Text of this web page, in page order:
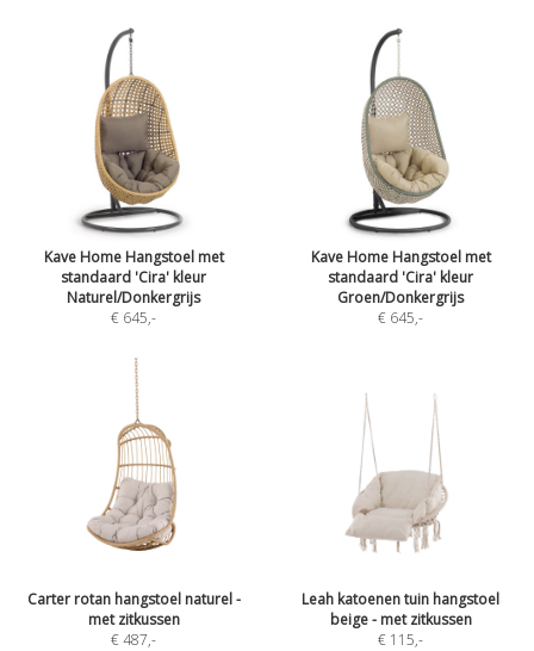
Kave Home Hangstoel met
standaard 'Cira' kleur
Naturel/Donkergrijs
€ 645,-
Kave Home Hangstoel met
standaard 'Cira' kleur
Groen/Donkergrijs
€ 645,-
Carter rotan hangstoel naturel -
met zitkussen
€ 487,-
Leah katoenen tuin hangstoel
beige - met zitkussen
€ 115,-